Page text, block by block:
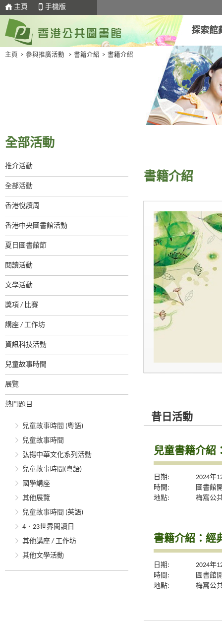
主頁 手機版
探索館
主頁 > 參與推廣活動 > 書籍介紹 > 書籍介紹
全部活動
推介活動
全部活動
香港悅讀周
香港中央圖書館活動
夏日圖書館節
閱讀活動
文學活動
獎項 / 比賽
講座 / 工作坊
資訊科技活動
兒童故事時間
展覽
熱門題目
兒童故事時間 (粵語)
兒童故事時間
弘揚中華文化系列活動
兒童故事時間(粵語)
國學講座
其他展覽
兒童故事時間 (英語)
4．23世界閱讀日
其他講座 / 工作坊
其他文學活動
書籍介紹
昔日活動
兒童書籍介紹
日期:
2024年
時間:
圖書館
地點:
梅窩公
書籍介紹：經
日期:
2024年
時間:
圖書館
地點:
梅窩公